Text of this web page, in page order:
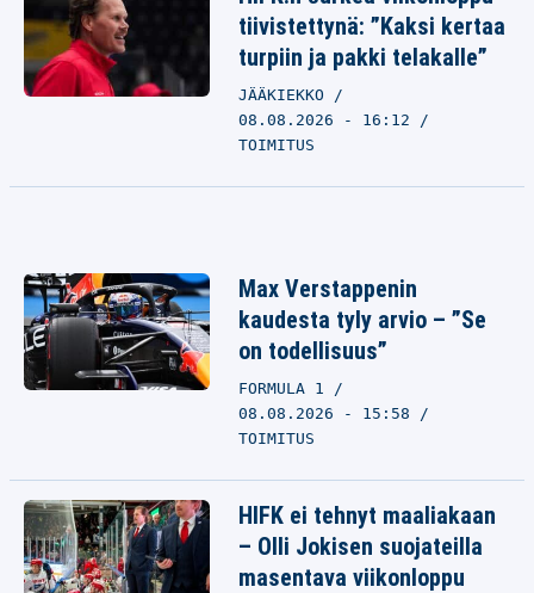
tiivistettynä: ”Kaksi kertaa
turpiin ja pakki telakalle”
JÄÄKIEKKO
08.08.2026 - 16:12
TOIMITUS
Max Verstappenin
kaudesta tyly arvio – ”Se
on todellisuus”
FORMULA 1
08.08.2026 - 15:58
TOIMITUS
HIFK ei tehnyt maaliakaan
– Olli Jokisen suojateilla
masentava viikonloppu